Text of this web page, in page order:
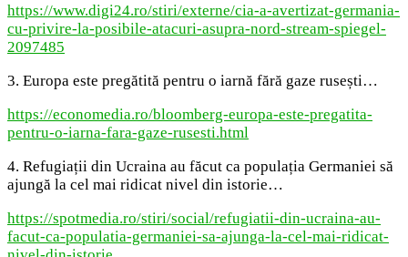
https://www.digi24.ro/stiri/externe/cia-a-avertizat-germania-
cu-privire-la-posibile-atacuri-asupra-nord-stream-spiegel-
2097485
3. Europa este pregătită pentru o iarnă fără gaze rusești…
https://economedia.ro/bloomberg-europa-este-pregatita-
pentru-o-iarna-fara-gaze-rusesti.html
4. Refugiații din Ucraina au făcut ca populația Germaniei să
ajungă la cel mai ridicat nivel din istorie…
https://spotmedia.ro/stiri/social/refugiatii-din-ucraina-au-
facut-ca-populatia-germaniei-sa-ajunga-la-cel-mai-ridicat-